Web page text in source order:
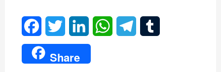
a
c
w
i
i
n
W
Share